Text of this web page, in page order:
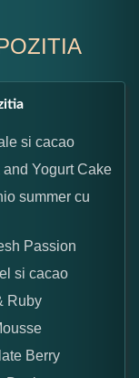
si cacao
Yogurt Cake
summer cu
Passion
si cacao
Ruby
Berry